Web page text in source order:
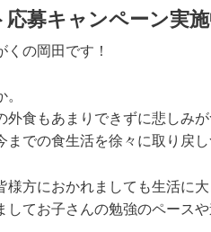
募キャンペーン実施
の岡田です！
食もあまりできずに悲しみが
までの食生活を徐々に取り戻
方におかれましても生活に
してお子さんの勉強のペース